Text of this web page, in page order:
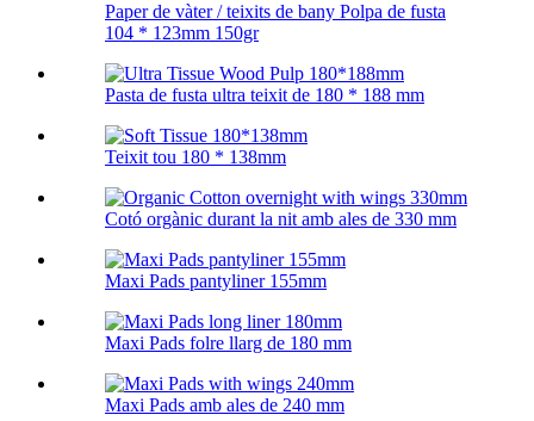
Paper de vàter / teixits de bany Polpa de fusta
104 * 123mm 150gr
Pasta de fusta ultra teixit de 180 * 188 mm
Teixit tou 180 * 138mm
Cotó orgànic durant la nit amb ales de 330 mm
Maxi Pads pantyliner 155mm
Maxi Pads folre llarg de 180 mm
Maxi Pads amb ales de 240 mm